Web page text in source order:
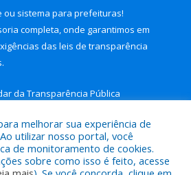
ou sistema para prefeituras!
completa, onde garantimos em
das leis de transparência
da Transparência Pública
a Prefeitura Municipal de Aurora
melhorar sua experiência de
utilizar nosso portal, você
de monitoramento de cookies.
sobre como isso é feito, acesse